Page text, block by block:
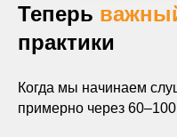
Теперь
практики
Когда мы начинаем
примерно через